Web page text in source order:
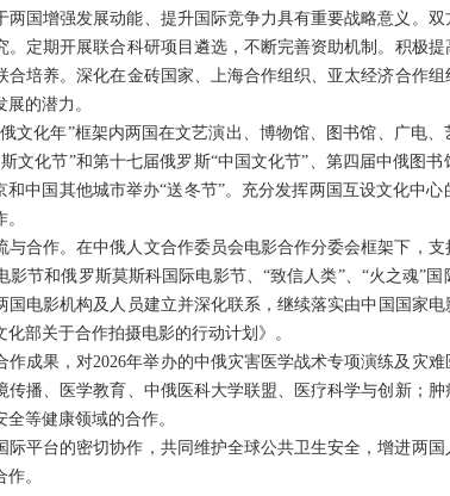
两国增强发展动能、提升国际竞争力具有重要战略意义。
。定期开展联合科研项目遴选，不断完善资助机制。积极
培养。深化在金砖国家、上海合作组织、亚太经济合作
的潜力。
文化年”框架内两国在文艺演出、博物馆、图书馆、广电
文化节”和第十七届俄罗斯“中国文化节”、第四届中俄图
和中国其他城市举办“送冬节”。充分发挥两国互设文化中
与合作。在中俄人文合作委员会电影合作分委会框架下，
节和俄罗斯莫斯科国际电影节、“致信人类”、“火之魂”
电影机构及人员建立并深化联系，继续落实由中国国家
部关于合作拍摄电影的行动计划》。
成果，对2026年举办的中俄灾害医学战术专项演练及灾
播、医学教育、中俄医科大学联盟、医疗科学与创新；
等健康领域的合作。
际平台的密切协作，共同维护全球公共卫生安全，增进两
。